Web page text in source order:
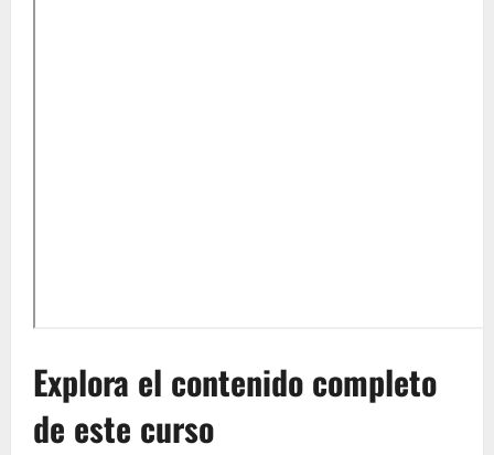
Explora el contenido completo
de este curso